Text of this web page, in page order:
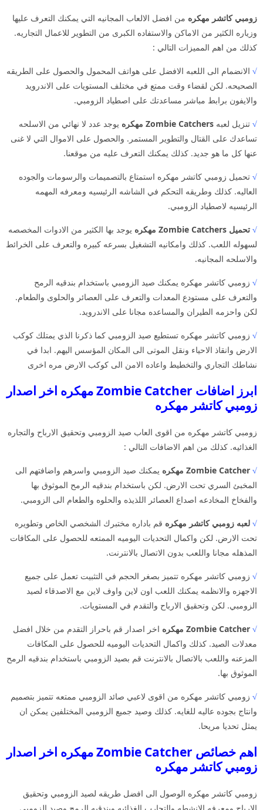
زومبي كاتشر مهكره من افضل الالعاب المجانيه التي يمكنك التعرف عليها
وزياره الكثير من الاماكن والاستفاده الكبرى من التطوير للاعمال التجاريه.
كذلك من اهم المميزات التالي :
√ الانضمام الى اللعبه الافضل على هواتف المحمول والحصول على الطريقه
الصحيحه. لكن لقضاء وقت ممتع في مختلف المستويات على الاندرويد
والايفون برابط مباشر مساعدتك على اصطياد الزومبي.
√ تنزيل لعبه Zombie Catchers مهكره
يوجد عدد لا نهائي من الاسلحه
تساعدك على القتال والتطوير المستمر. والحصول على الاموال التي لا غنى
عنها كل ما هو جديد. كذلك يمكنك التعرف عليه من موقعنا.
√ تحميل زومبي كاتشر مهكره استمتاع بالتصميمات والرسومات والجوده
العاليه. كذلك وطريقه التحكم في الشاشه الرئيسيه ومعرفه المهمه
الرئيسيه لاصطياد الزومبي.
√ تحميل Zombie Catchers مهكره
يوجد بها الكثير من الادوات المخصصه
لسهوله اللعب. كذلك وامكانيه التشغيل بسرعه كبيره والتعرف على الخرائط
والاسلحه المجانيه.
√ زومبي كاتشر مهكره يمكنك صيد الزومبي باستخدام بندقيه الرمح
والتعرف على مستودع المعدات والتعرف على العصائر والحلوى والطعام.
لكن واحزمه الطيران والمساعده مجانا على الاندرويد.
√ زومبي كاتشر مهكره تستطيع صيد الزومبي كما ذكرنا الذي يمتلك كوكب
الارض وانقاذ الاحياء ونقل الموتى الى المكان المؤسس اليهم. ابدا في
نشاطك التجاري والتخطيط واعاده الامن الى كوكب الارض مره اخرى
ابرز اضافات Zombie Catcher مهكره اخر اصدار
زومبي كاتشر مهكره
زومبي كاتشر مهكره من اقوى العاب صيد الزومبي وتحقيق الارباح والتجاره
الغذائيه. كذلك من اهم الاضافات التالي :
√ Zombie Catcher مهكره
يمكنك صيد الزومبي واسرهم واضافتهم الى
المخبئ السري تحت الارض. لكن باستخدام بندقيه الرمح الموثوق بها
والفخاخ المخادعه اصداع العصائر اللذيذه والحلوه والطعام الى الزومبي.
√ لعبه زومبي كاتشر مهكره قم باداره مختبرك الشخصي الخاص وتطويره
تحت الارض. لكن واكمال التحديات اليوميه الممتعه للحصول على المكافات
المذهله مجانا واللعب بدون الاتصال بالانترنت.
√ زومبي كاتشر مهكره تتميز بصغر الحجم في التثبيت تعمل على جميع
الاجهزه والانظمه يمكنك اللعب اون لاين واوف لاين مع الاصدقاء لصيد
الزومبي. لكن وتحقيق الارباح والتقدم في المستويات.
√ Zombie Catcher مهكره
اخر اصدار قم باحراز التقدم من خلال افضل
معدلات الصيد. كذلك واكمال التحديات اليوميه للحصول على المكافات
المزعنه واللعب بالاتصال بالانترنت قم بصيد الزومبي باستخدام بندقيه الرمح
الموثوق بها.
√ زومبي كاتشر مهكره من اقوى لاعبي صائد الزومبي ممتعه تتميز بتصميم
وانتاج بجوده عاليه للغايه. كذلك وصيد جميع الزومبي المختلفين يمكن ان
يمثل تحديا مريحا.
اهم خصائص Zombie Catcher مهكره اخر اصدار
زومبي كاتشر مهكره
زومبي كاتشر مهكره الوصول الى افضل طريقه لصيد الزومبي وتحقيق
الارباح ومعرفه الانشطه والتجارب الغذائيه وبندقيه الرمح وصيد الزومبي